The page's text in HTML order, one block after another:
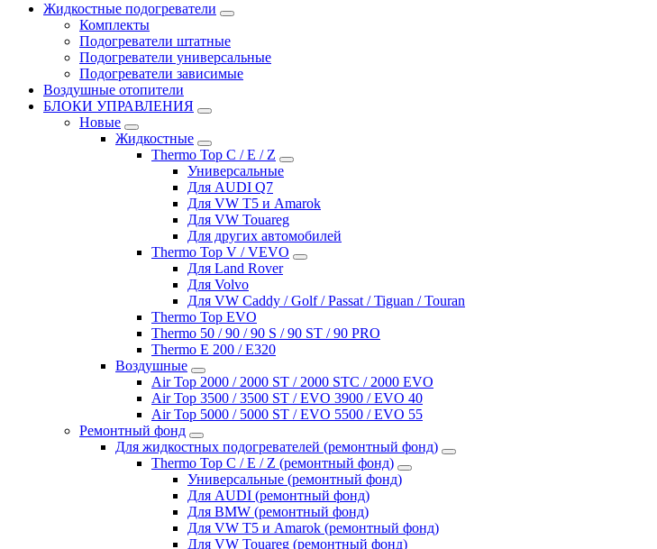
Жидкостные подогреватели
Комплекты
Подогреватели штатные
Подогреватели универсальные
Подогреватели зависимые
Воздушные отопители
БЛОКИ УПРАВЛЕНИЯ
Новые
Жидкостные
Thermo Top C / E / Z
Универсальные
Для AUDI Q7
Для VW T5 и Amarok
Для VW Touareg
Для других автомобилей
Thermo Top V / VEVO
Для Land Rover
Для Volvo
Для VW Caddy / Golf / Passat / Tiguan / Touran
Thermo Top EVO
Thermo 50 / 90 / 90 S / 90 ST / 90 PRO
Thermo E 200 / E320
Воздушные
Air Top 2000 / 2000 ST / 2000 STC / 2000 EVO
Air Top 3500 / 3500 ST / EVO 3900 / EVO 40
Air Top 5000 / 5000 ST / EVO 5500 / EVO 55
Ремонтный фонд
Для жидкостных подогревателей (ремонтный фонд)
Thermo Top C / E / Z (ремонтный фонд)
Универсальные (ремонтный фонд)
Для AUDI (ремонтный фонд)
Для BMW (ремонтный фонд)
Для VW T5 и Amarok (ремонтный фонд)
Для VW Touareg (ремонтный фонд)